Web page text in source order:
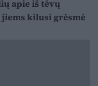
apie iš tėvų
kilusi grėsmė